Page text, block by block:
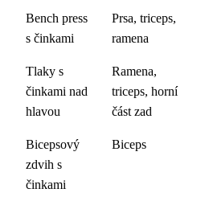
Bench press
s činkami
Prsa, triceps,
ramena
Tlaky s
činkami nad
hlavou
Ramena,
triceps, horní
část zad
Bicepsový
zdvih s
činkami
Biceps